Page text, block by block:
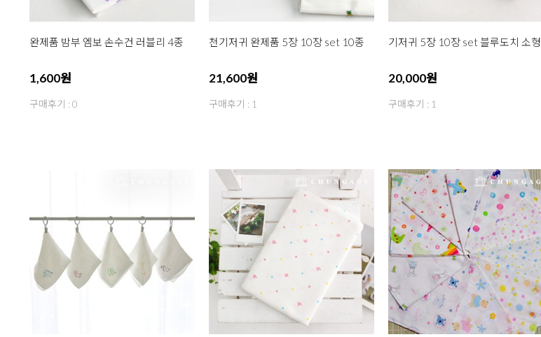
완제품 밤부 엠보 손수건 러블리 4종
1,600원
구매후기 : 0
천기저귀 완제품 5장 10장 set 10종
21,600원
구매후기 : 1
기저귀 5장 10장 set 블루도치 소형
20,000원
구매후기 : 1